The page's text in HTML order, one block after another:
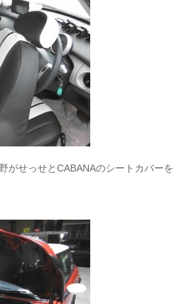
がせっせとCABANAのシートカバーを